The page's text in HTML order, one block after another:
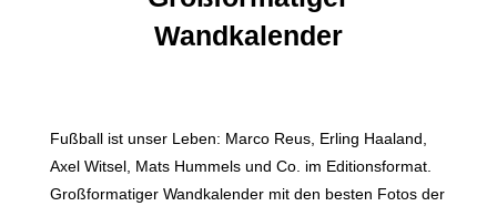
Wandkalender
Fußball ist unser Leben: Marco Reus, Erling Haaland,
Axel Witsel, Mats Hummels und Co. im Editionsformat.
Großformatiger Wandkalender mit den besten Fotos der